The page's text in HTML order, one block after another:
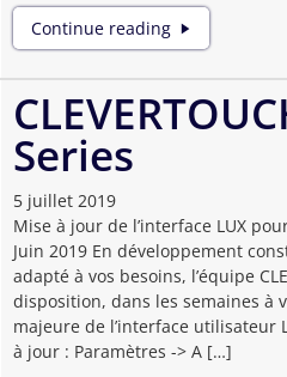
Continue reading
Les
avantages
interactifs
Series
5 juillet 2019
Mise à jour de l’interface LUX
Juin 2019 En développement
adapté à vos besoins, l’équipe
disposition, dans les semaines à
majeure de l’interface utilisateur
à jour : Paramètres -> A […]